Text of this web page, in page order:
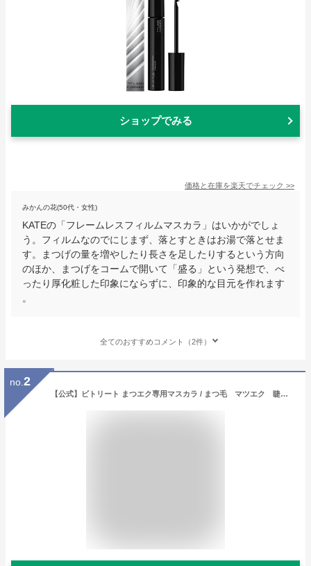
ショップでみる
価格と在庫を楽天でチェック >>
みかんの花(50代・女性)
KATEの「フレームレスフィルムマスカラ」はいかがでしょ
う。フィルムなのでにじまず、落とすときはお湯で落とせま
す。まつげの量を増やしたり長さを足したりするという方向
のほか、まつげをコームで開いて「盛る」という発想で、べ
ったり厚化粧した印象にならずに、印象的な目元を作れます
。
全てのおすすめコメント（2件）
no. 2
【公式】ビトリート まつエク専用マスカラ / まつ毛 マツエク 睫毛 マスカラ コーム つけま お湯落ち 際立て フィルムタイプ ロング ボリューム ボリュームアップ セパレート 三角マスカラ 素数(ポスト投函)